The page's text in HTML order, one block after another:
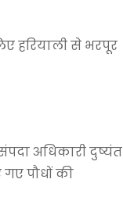
हरियाली से भरपूर
अधिकारी दुष्यंत
पौधों की